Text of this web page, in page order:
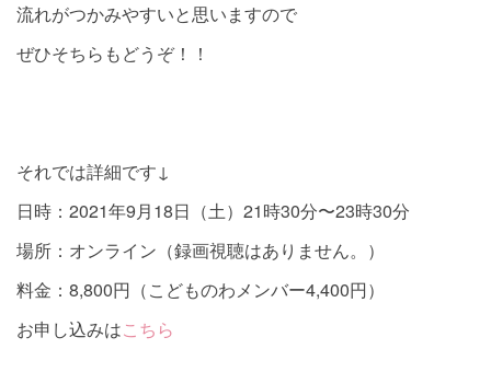
流れがつかみやすいと思いますので
ぜひそちらもどうぞ！！
それでは詳細です↓
日時：2021年9月18日（土）21時30分〜23時30分
場所：オンライン（録画視聴はありません。）
料金：8,800円（こどものわメンバー4,400円）
お申し込みはこちら